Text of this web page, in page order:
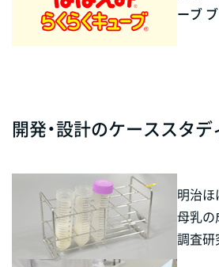
ーブ
開発・設計のケーススタデ
明治ほ
母乳の
調査研